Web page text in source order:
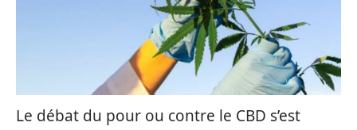
Le débat du pour ou contre le CBD s’est